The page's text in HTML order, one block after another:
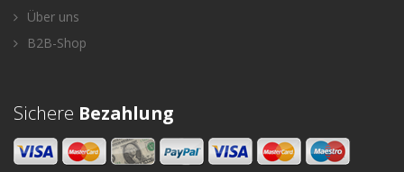
Über uns
B2B-Shop
Sichere Bezahlung